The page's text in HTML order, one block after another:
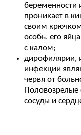
беременности
проникает в
своим
особь, его
с калом;
дирофилярии,
инфекции
червя от
сосуды и